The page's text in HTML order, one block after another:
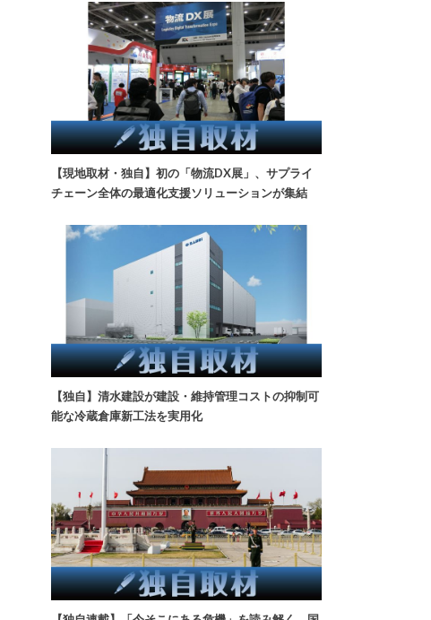
【現地取材・独自】初の「物流DX展」、サプライ
チェーン全体の最適化支援ソリューションが集結
【独自】清水建設が建設・維持管理コストの抑制可
能な冷蔵倉庫新工法を実用化